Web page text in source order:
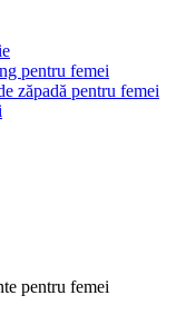
pentru femei
zăpadă pentru femei
pentru femei